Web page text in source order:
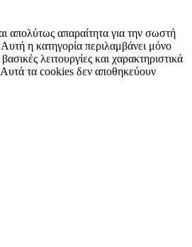
απολύτως απαραίτητα για την σωστή
Αυτή η κατηγορία περιλαμβάνει μόνο
λειτουργίες και χαρακτηριστικά
τα cookies δεν αποθηκεύουν